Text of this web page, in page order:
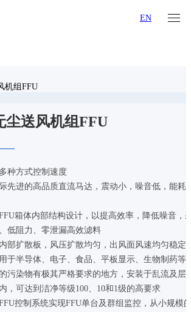
EN
尘送风机组FFU
种方式控制速度
先进的高品质直流马达，震动小，噪音低，能耗
箱体内部结构设计，以提高效率，降低噪音，
低阻力、零泄漏高效滤料
部扩散板，风压扩散均匀，出风面风速均匀稳定
于半导体、电子、食品、平板显示、生物制药等
污染物有极其严格要求的地方，安装于乱流及层
，可达到洁净等级100、10和1级的高要求
控制系统实现FFU单台及群组监控，从小规模